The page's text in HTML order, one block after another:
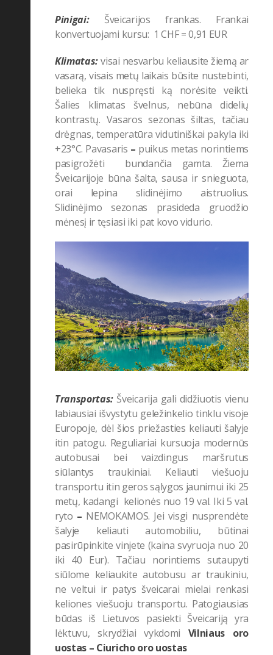
Pinigai:
Šveicarijos frankas. Frankai
konvertuojami kursu: 1 CHF = 0,91 EUR
Klimatas:visai nesvarbu keliausite žiemą ar
vasarą, visais metų laikais būsite nustebinti,
belieka tik nuspręsti ką norėsite veikti.
Šalies klimatas švelnus, nebūna didelių
kontrastų. Vasaros sezonas šiltas, tačiau
drėgnas, temperatūra vidutiniškai pakyla iki
+23°C. Pavasaris – puikus metas norintiems
pasigrožėti bundančia gamta. Žiema
Šveicarijoje būna šalta, sausa ir snieguota,
orai lepina slidinėjimo aistruolius.
Slidinėjimo sezonas prasideda gruodžio
mėnesį ir tęsiasi iki pat kovo vidurio.
Transportas: Šveicarija gali didžiuotis vienu
labiausiai išvystytu geležinkelio tinklu visoje
Europoje, dėl šios priežasties keliauti šalyje
itin patogu. Reguliariai kursuoja modernūs
autobusai bei vaizdingus maršrutus
siūlantys traukiniai. Keliauti viešuoju
transportu itin geros sąlygos jaunimui iki 25
metų, kadangi kelionės nuo 19 val. Iki 5 val.
ryto – NEMOKAMOS. Jei visgi nusprendėte
šalyje keliauti automobiliu, būtinai
pasirūpinkite vinjete (kaina svyruoja nuo 20
iki 40 Eur). Tačiau norintiems sutaupyti
siūlome keliaukite autobusu ar traukiniu,
ne veltui ir patys šveicarai mielai renkasi
keliones viešuoju transportu. Patogiausias
būdas iš Lietuvos pasiekti Šveicariją yra
lėktuvu, skrydžiai vykdomi Vilniaus oro
uostas – Ciuricho oro uostas